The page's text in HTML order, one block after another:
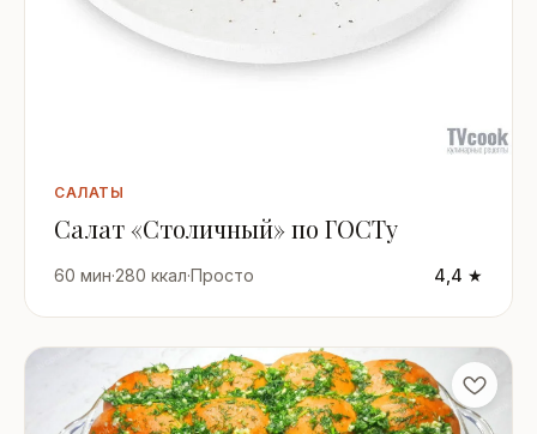
САЛАТЫ
Салат «Столичный» по ГОСТу
60 мин·280 ккал·Просто 4,4 ★